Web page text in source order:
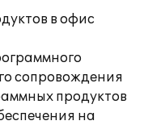
в офис
сопровождения
продуктов
на